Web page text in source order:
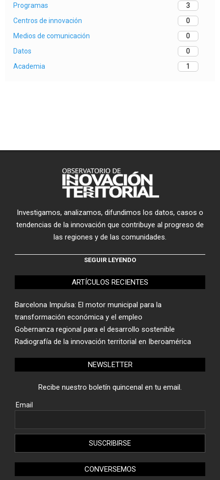
Programas
3
Centros de innovación
0
Medios de comunicación
0
Datos
0
Academia
1
Investigamos, analizamos, difundimos los datos, casos o
tendencias de la innovación que contribuye al progreso de
las regiones y de las comunidades.
SEGUIR LEYENDO
ARTÍCULOS RECIENTES
Barcelona Impulsa: El motor municipal para la
transformación económica y el empleo
Gobernanza regional para el desarrollo sostenible
Radiografía de la innovación territorial en Iberoamérica
NEWSLETTER
Recibe nuestro boletín quincenal en tu email.
Email
CONVERSEMOS